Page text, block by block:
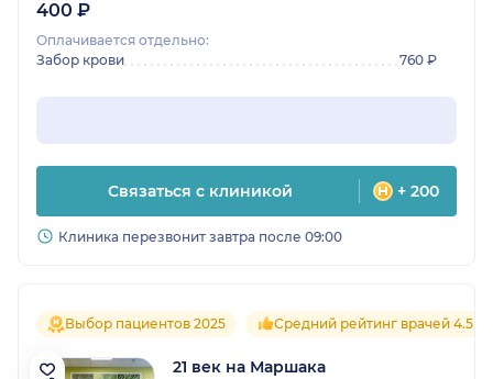
правильно высчитал дату прививки.
400 ₽
Оплачивается отдельно:
Забор крови
760 ₽
Связаться с клиникой + 200
Клиника перезвонит завтра после 09:00
Выбор пациентов 2025 Средний рейтинг врачей 4.5
21 век на Маршака